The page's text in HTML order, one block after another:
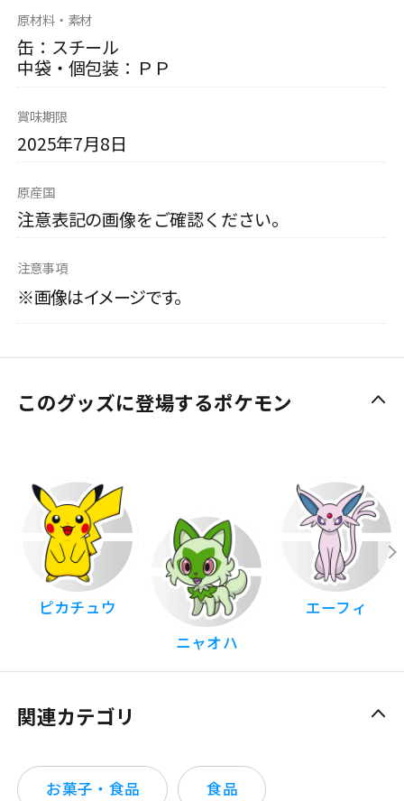
原材料・素材
缶：スチール
中袋・個包装：ＰＰ
賞味期限
2025年7月8日
原産国
注意表記の画像をご確認ください。
注意事項
※画像はイメージです。
このグッズに登場するポケモン
ピカチュウ
ニャオハ
エーフィ
関連カテゴリ
お菓子・食品 食品